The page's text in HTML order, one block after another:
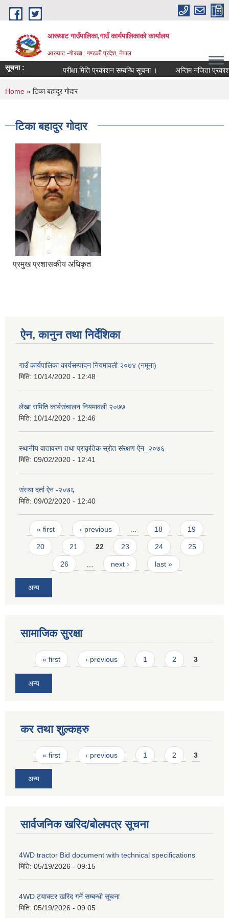
Skip to main content
आरूघाट गाउँपालिका,गाउँ कार्यपालिकाको कार्यालय
आरुघाट -गोरखा : गण्डकी प्रदेश, नेपाल
सूचना : परीक्षा मिति प्रकाशन सम्बन्धि सूचना । अन्तिम नजिता प्रकाशन
You are here
Home » टिका बहादुर गोदार
टिका बहादुर गोदार
प्रमुख प्रशासकीय अधिकृत
ऐन, कानुन तथा निर्देशिका
गाउँ कार्यपालिका कार्यसम्पादन नियमावली २०७४ (नमूना)
मिति: 10/14/2020 - 12:48
लेखा समिति कार्यसंचालन नियमावली २०७७
मिति: 10/14/2020 - 12:46
स्थानीय वातावरण तथा प्राकृतिक स्रोत संरक्षण ऐन_२०७६
मिति: 09/02/2020 - 12:41
संस्था दर्ता ऐन -२०७६
मिति: 09/02/2020 - 12:40
Pages
« first ‹ previous 18 19
20 21 22 23 24 25
26 next › last »
अन्य
सामाजिक सुरक्षा
Pages
« first ‹ previous 1 2 3
अन्य
कर तथा शुल्कहरु
Pages
« first ‹ previous 1 2 3
अन्य
सार्वजनिक खरिद/बोलपत्र सूचना
4WD tractor Bid document with technical specifications
मिति: 05/19/2026 - 09:15
4WD ट्याक्टर खरिद गर्ने सम्बन्धी सूचना
मिति: 05/19/2026 - 09:05